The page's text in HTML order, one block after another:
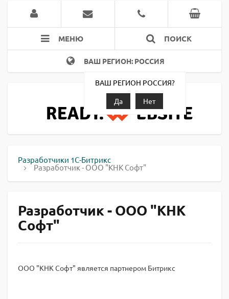
МЕНЮ ПОИСК
ВАШ РЕГИОН: РОССИЯ
ВАШ РЕГИОН РОССИЯ?
Да
Нет
Разработчики 1С-Битрикс
Разработчик - ООО "КНК Софт"
Разработчик - ООО "КНК
Софт"
ООО "КНК Софт" является партнером Битрикс